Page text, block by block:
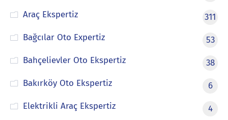
Araç Ekspertiz
311
Bağcılar Oto Expertiz
53
Bahçelievler Oto Ekspertiz
38
Bakırköy Oto Ekspertiz
6
Elektrikli Araç Ekspertiz
4